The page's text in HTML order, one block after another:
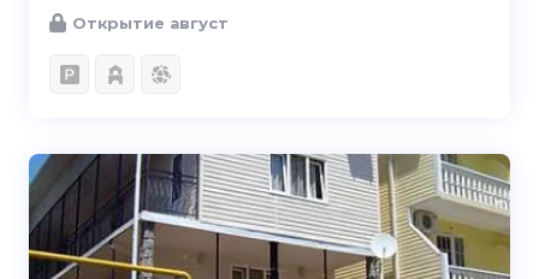
Открытие август
4.7